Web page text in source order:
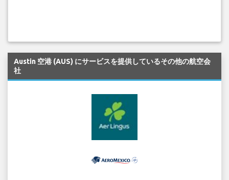
Austin 空港 (AUS) にサービスを提供しているその他の航空会
社